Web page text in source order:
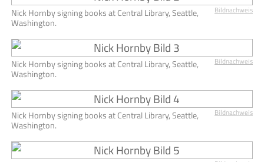
Bildnachweis
Nick Hornby signing books at Central Library, Seattle,
Washington.
Bildnachweis
Nick Hornby signing books at Central Library, Seattle,
Washington.
Bildnachweis
Nick Hornby signing books at Central Library, Seattle,
Washington.